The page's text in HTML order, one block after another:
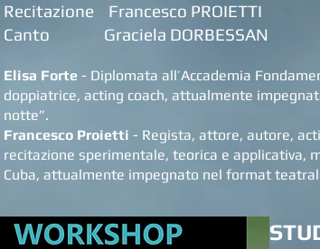
Recitazione Francesco PROIETTI
Canto Graciela DORBESSAN
Elisa Forte - Diplomata all’Accademia
doppiatrice, acting coach, attualmente
notte”.
Francesco Proietti - Regista, attore, autore,
recitazione sperimentale, teorica e applicativa,
Cuba, attualmente impegnato nel format